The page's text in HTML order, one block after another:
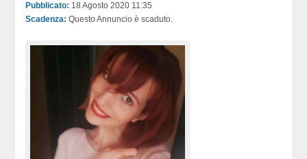
Pubblicato: 18 Agosto 2020 11:35
Scadenza: Questo Annuncio è scaduto.